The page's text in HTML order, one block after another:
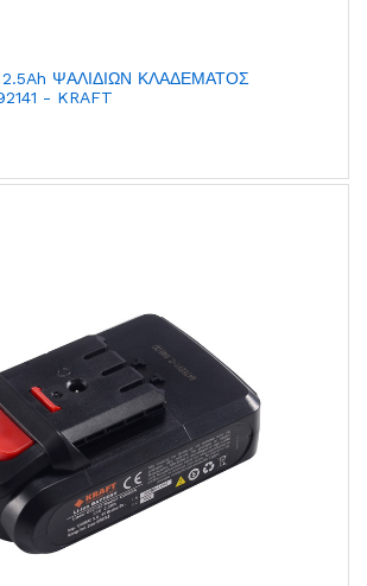
2.5Ah ΨΑΛΙΔΙΩΝ ΚΛΑΔΕΜΑΤΟΣ
- KRAFT